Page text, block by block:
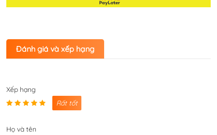
Đánh giá và xếp hạng
Xếp hạng
Rất tốt
Họ và tên